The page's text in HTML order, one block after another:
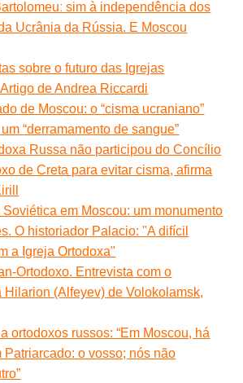
sim à independência dos
Ucrânia da Rússia. E Moscou
sobre o futuro das Igrejas
de Andrea Riccardi
de Moscou: o “cisma ucraniano”
“derramamento de sangue”
Russa não participou do Concílio
de Creta para evitar cisma, afirma
em Moscou: um monumento
O historiador Palacio: "A difícil
a Igreja Ortodoxa"
Ortodoxo. Entrevista com o
Hilarion (Alfeyev) de Volokolamsk,
ortodoxos russos: “Em Moscou, há
Patriarcado: o vosso; nós não